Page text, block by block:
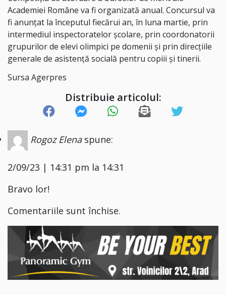
Academiei Române va fi organizată anual. Concursul va
fi anunţat la începutul fiecărui an, în luna martie, prin
intermediul inspectoratelor şcolare, prin coordonatorii
grupurilor de elevi olimpici pe domenii şi prin direcţiile
generale de asistenţă socială pentru copiii şi tinerii.
Sursa Agerpres
Distribuie articolul:
Rogoz Elena spune:
2/09/23 | 14:31 pm la 14:31
Bravo lor!
Comentariile sunt închise.